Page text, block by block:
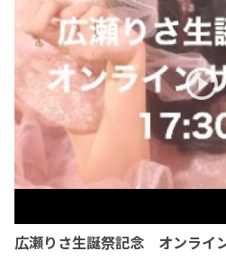
広瀬りさ生誕祭記念 オンライ